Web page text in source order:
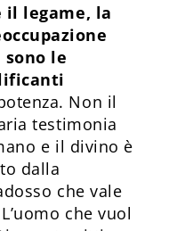
il legame, la
le
Non il
testimonia
e il divino è
dalla
che vale
che vuol